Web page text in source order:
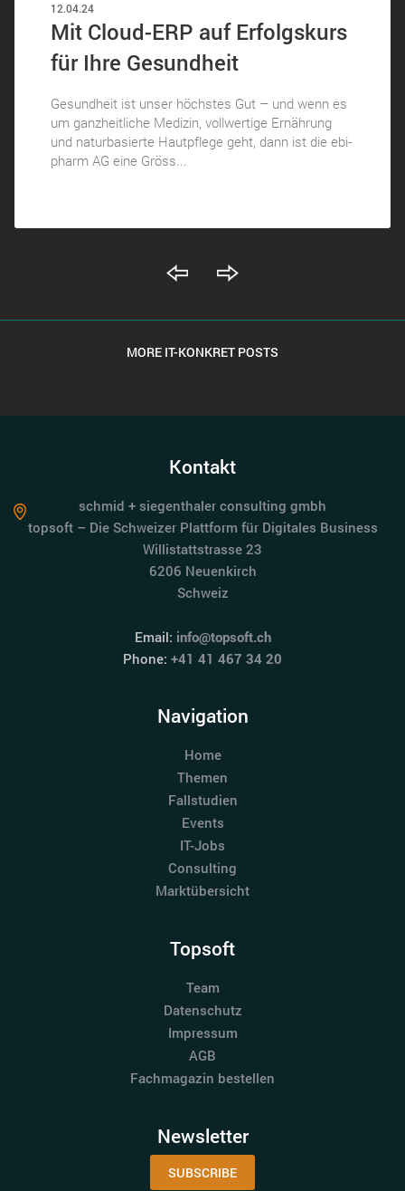
12.04.24
Mit Cloud-ERP auf Erfolgskurs
für Ihre Gesundheit
Gesundheit ist unser höchstes Gut – und wenn es
um ganzheitliche Medizin, vollwertige Ernährung
und naturbasierte Hautpflege geht, dann ist die ebi-
pharm AG eine Gröss...
MORE IT-KONKRET POSTS
Kontakt
schmid + siegenthaler consulting gmbh
topsoft – Die Schweizer Plattform für Digitales Business
Willistattstrasse 23
6206 Neuenkirch
Schweiz
Email: info@topsoft.ch
Phone: +41 41 467 34 20
Navigation
Home
Themen
Fallstudien
Events
IT-Jobs
Consulting
Marktübersicht
Topsoft
Team
Datenschutz
Impressum
AGB
Fachmagazin bestellen
Newsletter
SUBSCRIBE